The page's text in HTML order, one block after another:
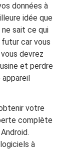
données à
idée que
sait ce qui
futur car vous
devrez
et perdre
votre
complète
à